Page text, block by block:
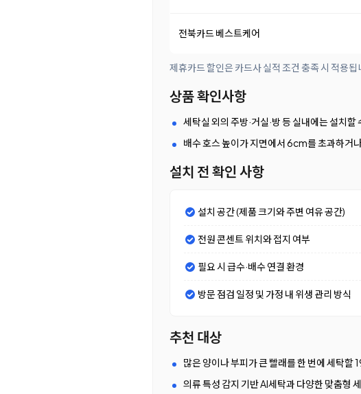
전북카드 베스트케어
제휴카드 할인은 카드사 실적 조건 충족 시 적용
상품 확인사항
세탁실 외의 주방·거실·방 등 실내에는 설치할
배수 호스 높이가 지면에서 6cm를 초과하거
설치 전 확인 사항
설치 공간 (제품 크기와 주변 여유 공간)
전원 콘센트 위치와 접지 여부
필요 시 급수·배수 연결 환경
방문 점검 일정 및 가정 내 위생 관리 방식
추천 대상
많은 양이나 부피가 큰 빨래를 한 번에 세탁할
의류 특성 감지 기반 AI세탁과 다양한 맞춤형